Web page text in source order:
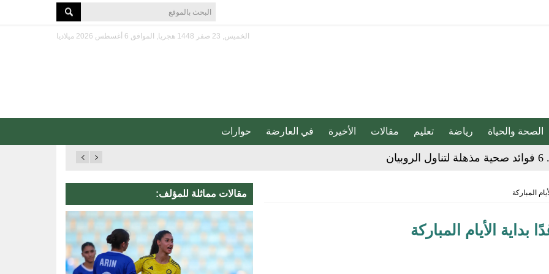
الخميس, 23 صفر 1448 هجريا, الموافق 6 أغسطس 2026 ميلاديا
الصحة والحياة رياضة تعليم مقالات الأخيرة في العارضة حوارات
المباركة
الأيام المباركة
مقالات مماثلة للمؤلف: